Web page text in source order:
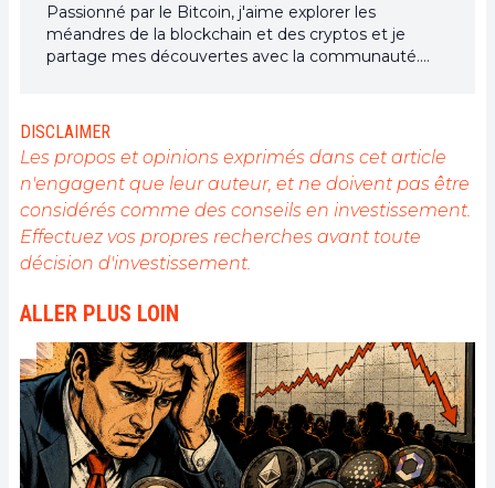
Passionné par le Bitcoin, j'aime explorer les
méandres de la blockchain et des cryptos et je
partage mes découvertes avec la communauté.
tous, et je crois fermement que Bitcoin est l'outil
qui peut rendre cela possible.
DISCLAIMER
Les propos et opinions exprimés dans cet article
n'engagent que leur auteur, et ne doivent pas être
considérés comme des conseils en investissement.
Effectuez vos propres recherches avant toute
décision d'investissement.
ALLER PLUS LOIN